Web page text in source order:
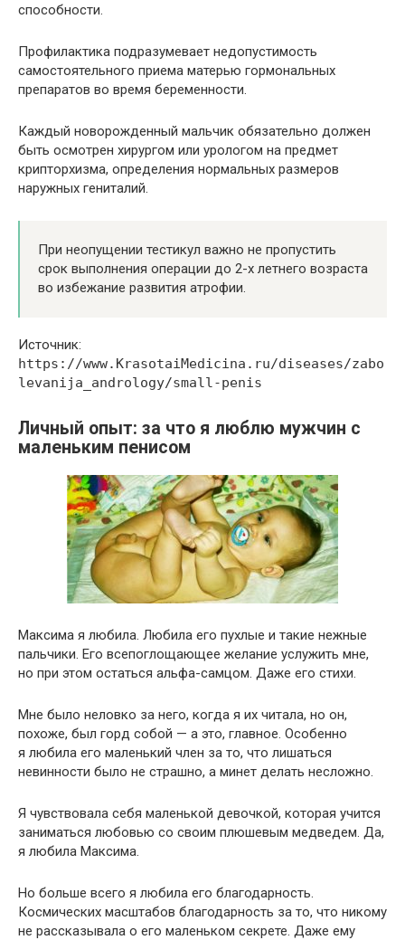
способности.
Профилактика подразумевает недопустимость
самостоятельного приема матерью гормональных
препаратов во время беременности.
Каждый новорожденный мальчик обязательно должен
быть осмотрен хирургом или урологом на предмет
крипторхизма, определения нормальных размеров
наружных гениталий.
При неопущении тестикул важно не пропустить
срок выполнения операции до 2-х летнего возраста
во избежание развития атрофии.
Источник:
https://www.KrasotaiMedicina.ru/diseases/zabo
levanija_andrology/small-penis
Личный опыт: за что я люблю мужчин с
маленьким пенисом
Максима я любила. Любила его пухлые и такие нежные
пальчики. Его всепоглощающее желание услужить мне,
но при этом остаться альфа-самцом. Даже его стихи.
Мне было неловко за него, когда я их читала, но он,
похоже, был горд собой — а это, главное. Особенно
я любила его маленький член за то, что лишаться
невинности было не страшно, а минет делать несложно.
Я чувствовала себя маленькой девочкой, которая учится
заниматься любовью со своим плюшевым медведем. Да,
я любила Максима.
Но больше всего я любила его благодарность.
Космических масштабов благодарность за то, что никому
не рассказывала о его маленьком секрете. Даже ему